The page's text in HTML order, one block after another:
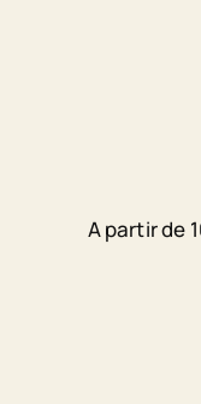
A partir de